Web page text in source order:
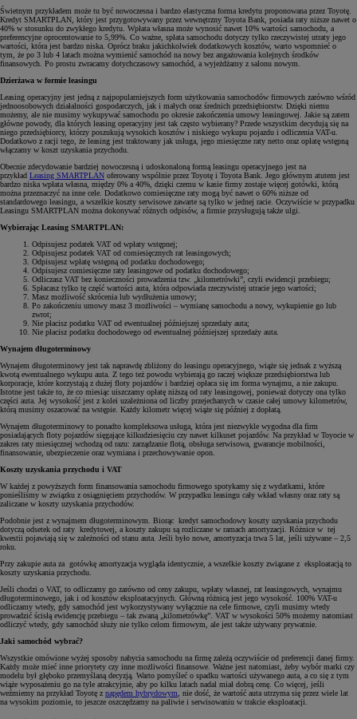
Świetnym przykładem może tu być nowoczesna i bardzo elastyczna forma kredytu proponowana przez Toyotę.
Kredyt SMARTPLAN, który jest przygotowywany przez wewnętrzny Toyota Bank, posiada raty niższe nawet o
40% w stosunku do zwykłego kredytu. Wpłata własna może wynosić nawet 10% wartości samochodu, a
preferencyjne oprocentowanie to 5,99%. Co ważne, spłata samochodu dotyczy tylko rzeczywistej utraty jego
wartości, która jest bardzo niska. Oprócz braku jakichkolwiek dodatkowych kosztów, warto wspomnieć o
tym, że po 3 lub 4 latach można wymienić samochód na nowy bez angażowania kolejnych środków
finansowych. Po prostu zwracamy dotychczasowy samochód, a wyjeżdżamy z salonu nowym.
Dzierżawa w formie leasingu
Leasing operacyjny jest jedną z najpopularniejszych form użytkowania samochodów firmowych zarówno wśród
jednoosobowych działalności gospodarczych, jak i małych oraz średnich przedsiębiorstw. Dzięki niemu
możemy, ale nie musimy wykupywać samochodu po okresie zakończenia umowy leasingowej. Jakie są zatem
główne powody, dla których leasing operacyjny jest tak często wybierany? Przede wszystkim decydują się na
niego przedsiębiorcy, którzy poszukują wysokich kosztów i niskiego wykupu pojazdu i odliczenia VAT-u.
Dodatkowo z racji tego, że leasing jest traktowany jak usługa, jego miesięczne raty netto oraz opłatę wstępną
włączamy w koszt uzyskania przychodu.
Obecnie zdecydowanie bardziej nowoczesną i udoskonaloną formą leasingu operacyjnego jest na
przykład Leasing SMARTPLAN oferowany wspólnie przez Toyotę i Toyota Bank. Jego głównym atutem jest
bardzo niska wpłata własna, między 0% a 40%, dzięki czemu w kasie firmy zostaje więcej gotówki, którą
można przeznaczyć na inne cele. Dodatkowo comiesięczne raty mogą być nawet o 60% niższe od
standardowego leasingu, a wszelkie koszty serwisowe zawarte są tylko w jednej racie. Oczywiście w przypadku
Leasingu SMARTPLAN można dokonywać różnych odpisów, a firmie przysługują także ulgi.
Wybierając Leasing SMARTPLAN:
Odpisujesz podatek VAT od wpłaty wstępnej;
Odpisujesz podatek VAT od comiesięcznych rat leasingowych;
Odpisujesz wpłatę wstępną od podatku dochodowego;
Odpisujesz comiesięczne raty leasingowe od podatku dochodowego;
Odliczasz VAT bez konieczności prowadzenia tzw. „kilometrówki”, czyli ewidencji przebiegu;
Spłacasz tylko tę część wartości auta, która odpowiada rzeczywistej utracie jego wartości;
Masz możliwość skrócenia lub wydłużenia umowy;
Po zakończeniu umowy masz 3 możliwości – wymianę samochodu a nowy, wykupienie go lub
zwrot;
Nie płacisz podatku VAT od ewentualnej późniejszej sprzedaży auta;
Nie płacisz podatku dochodowego od ewentualnej późniejszej sprzedaży auta.
Wynajem długoterminowy
Wynajem długoterminowy jest tak naprawdę zbliżony do leasingu operacyjnego, wiąże się jednak z wyższą
kwotą ewentualnego wykupu auta. Z tego też powodu wybierają go raczej większe przedsiębiorstwa lub
korporacje, które korzystają z dużej floty pojazdów i bardziej opłaca się im forma wynajmu, a nie zakupu.
Istotne jest także to, że co miesiąc uiszczamy opłatę niższą od raty leasingowej, ponieważ dotyczy ona tylko
części auta. Jej wysokość jest z kolei uzależniona od liczby przejechanych w czasie całej umowy kilometrów,
którą musimy oszacować na wstępie. Każdy kilometr więcej wiąże się później z dopłatą.
Wynajem długoterminowy to ponadto kompleksowa usługa, która jest niezwykle wygodna dla firm
posiadających floty pojazdów sięgające kilkudziesięciu czy nawet kilkuset pojazdów. Na przykład w Toyocie w
zakres raty miesięcznej wchodzą od razu: zarządzanie flotą, obsługa serwisowa, gwarancje mobilności,
finansowanie, ubezpieczenie oraz wymiana i przechowywanie opon.
Koszty uzyskania przychodu i VAT
W każdej z powyższych form finansowania samochodu firmowego spotykamy się z wydatkami, które
ponieśliśmy w związku z osiągnięciem przychodów. W przypadku leasingu cały wkład własny oraz raty są
zaliczane w koszty uzyskania przychodów.
Podobnie jest z wynajmem długoterminowym. Biorąc kredyt samochodowy koszty uzyskania przychodu
dotyczą odsetek od raty kredytowej, a koszty zakupu są rozliczane w ramach amortyzacji. Różnice w tej
kwestii pojawiają się w zależności od stanu auta. Jeśli było nowe, amortyzacja trwa 5 lat, jeśli używane – 2,5
roku.
Przy zakupie auta za gotówkę amortyzacja wygląda identycznie, a wszelkie koszty związane z eksploatacją to
koszty uzyskania przychodu.
Jeśli chodzi o VAT, to odliczamy go zarówno od ceny zakupu, wpłaty własnej, rat leasingowych, wynajmu
długoterminowego, jak i od kosztów eksploatacyjnych. Główną różnicą jest jego wysokość. 100% VAT-u
odliczamy wtedy, gdy samochód jest wykorzystywany wyłącznie na cele firmowe, czyli musimy wtedy
prowadzić ścisłą ewidencję przebiegu – tak zwaną „kilometrówkę”. VAT w wysokości 50% możemy natomiast
odliczyć wtedy, gdy samochód służy nie tylko celom firmowym, ale jest także używany prywatnie.
Jaki samochód wybrać?
Wszystkie omówione wyżej sposoby nabycia samochodu na firmę zależą oczywiście od preferencji danej firmy.
Każdy może mieć inne priorytety czy inne możliwości finansowe. Ważne jest natomiast, żeby wybór marki czy
modelu był głęboko przemyślaną decyzją. Warto pomyśleć o spadku wartości używanego auta, a co się z tym
wiąże wyposażeniu go na tyle atrakcyjnie, aby po kilku latach nadal miał dobrą cenę. Co więcej, jeśli
weźmiemy na przykład Toyotę z napędem hybrydowym, nie dość, że wartość auta utrzyma się przez wiele lat
na wysokim poziomie, to jeszcze oszczędzamy na paliwie i serwisowaniu w trakcie eksploatacji.